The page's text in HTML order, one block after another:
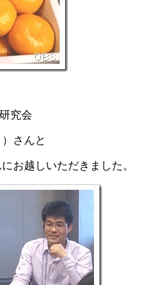
究会
さんと
お越しいただきました。